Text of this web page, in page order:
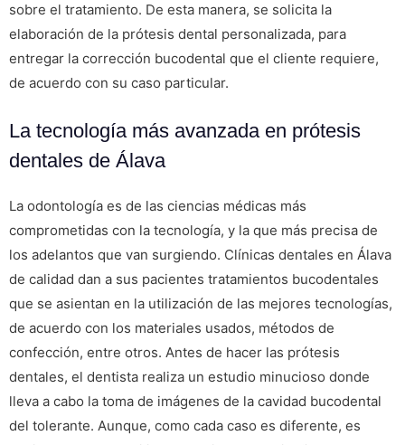
sobre el tratamiento. De esta manera, se solicita la
elaboración de la prótesis dental personalizada, para
entregar la corrección bucodental que el cliente requiere,
de acuerdo con su caso particular.
La tecnología más avanzada en prótesis
dentales de Álava
La odontología es de las ciencias médicas más
comprometidas con la tecnología, y la que más precisa de
los adelantos que van surgiendo. Clínicas dentales en Álava
de calidad dan a sus pacientes tratamientos bucodentales
que se asientan en la utilización de las mejores tecnologías,
de acuerdo con los materiales usados, métodos de
confección, entre otros. Antes de hacer las prótesis
dentales, el dentista realiza un estudio minucioso donde
lleva a cabo la toma de imágenes de la cavidad bucodental
del tolerante. Aunque, como cada caso es diferente, es